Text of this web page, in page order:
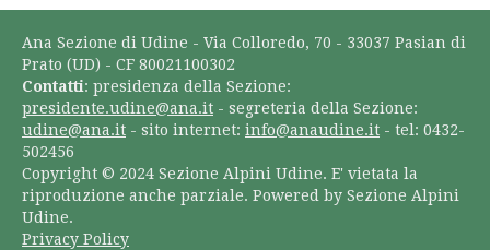
Ana Sezione di Udine - Via Colloredo, 70 - 33037 Pasian di
Prato (UD) - CF 80021100302
Contatti: presidenza della Sezione:
presidente.udine@ana.it - segreteria della Sezione:
udine@ana.it - sito internet: info@anaudine.it - tel: 0432-
502456
Copyright © 2024 Sezione Alpini Udine. E' vietata la
riproduzione anche parziale. Powered by Sezione Alpini
Udine.
Privacy Policy